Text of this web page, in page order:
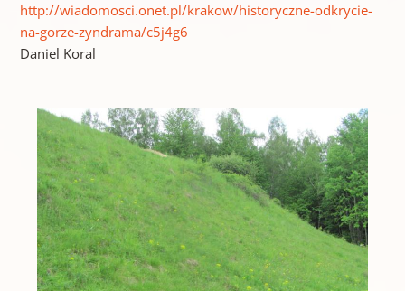
http://wiadomosci.onet.pl/krakow/historyczne-odkrycie-
na-gorze-zyndrama/c5j4g6
Daniel Koral